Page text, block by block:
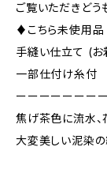
ご覧いただきどう
♦︎こちら未使用
手縫い仕立て (お
一部仕付け糸付
ーーーーーーー
焦げ茶色に流水
大変美しい泥染の